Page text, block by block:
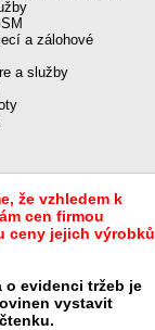
a zálohové
a služby
že vzhledem k
cen firmou
ceny jejich výrobků
o evidenci tržeb je
vystavit